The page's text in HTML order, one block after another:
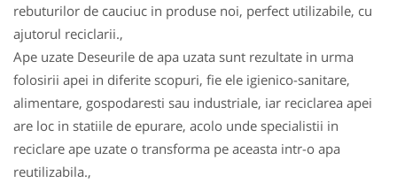
rebuturilor de cauciuc in produse noi, perfect utilizabile, cu
ajutorul reciclarii.,
Ape uzate Deseurile de apa uzata sunt rezultate in urma
folosirii apei in diferite scopuri, fie ele igienico-sanitare,
alimentare, gospodaresti sau industriale, iar reciclarea apei
are loc in statiile de epurare, acolo unde specialistii in
reciclare ape uzate o transforma pe aceasta intr-o apa
reutilizabila.,